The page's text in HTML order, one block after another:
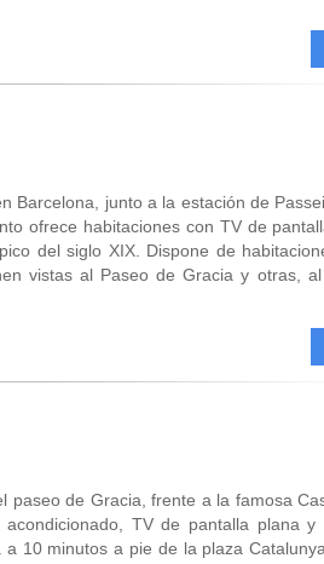
de la fuente mágica en la zona de
Barcelona, junto a la estación de
ofrece habitaciones con TV de
del siglo XIX. Dispone de
vistas al Paseo de Gracia y otras,
paseo de Gracia, frente a la famosa
TV de pantalla plana
10 minutos a pie de la plaza